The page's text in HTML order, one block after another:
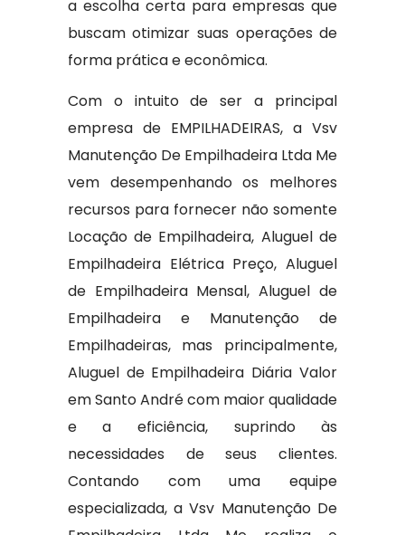
a escolha certa para empresas que
buscam otimizar suas operações de
forma prática e econômica.
Com o intuito de ser a principal
empresa de EMPILHADEIRAS, a Vsv
Manutenção De Empilhadeira Ltda Me
vem desempenhando os melhores
recursos para fornecer não somente
Locação de Empilhadeira, Aluguel de
Empilhadeira Elétrica Preço, Aluguel
de Empilhadeira Mensal, Aluguel de
Empilhadeira e Manutenção de
Empilhadeiras, mas principalmente,
Aluguel de Empilhadeira Diária Valor
em Santo André com maior qualidade
e a eficiência, suprindo às
necessidades de seus clientes.
Contando com uma equipe
especializada, a Vsv Manutenção De